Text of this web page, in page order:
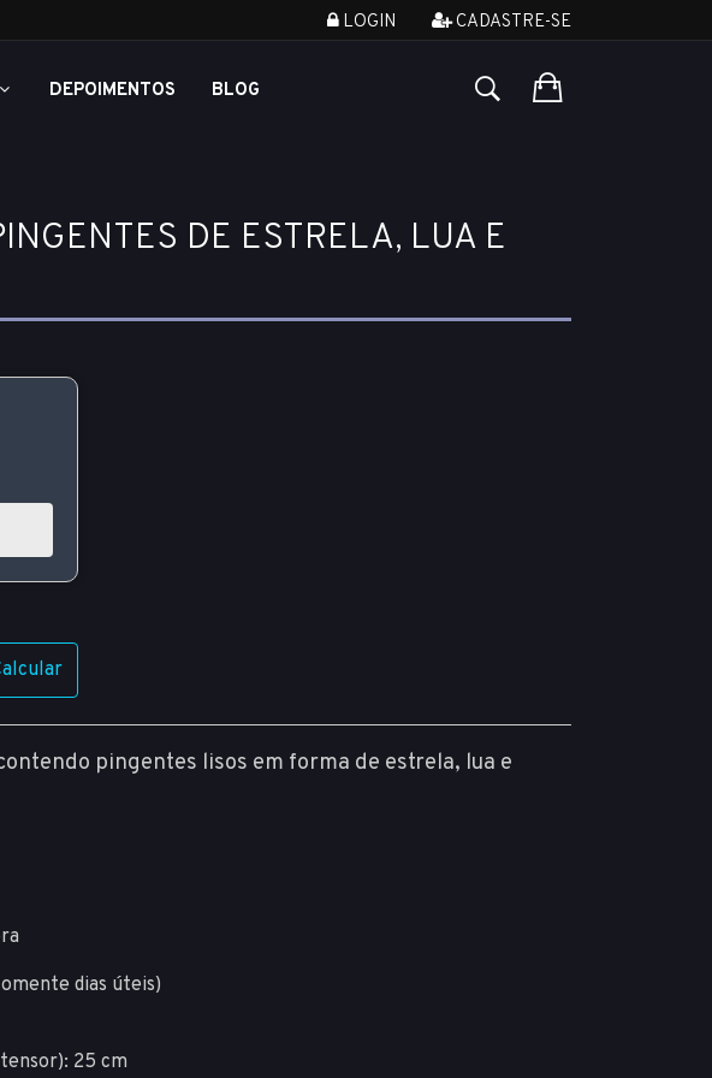
LOGIN CADASTRE-SE
DEPOIMENTOS BLOG
DE ESTRELA, LUA E
pingentes lisos em forma de estrela, lua e
dias úteis)
25 cm